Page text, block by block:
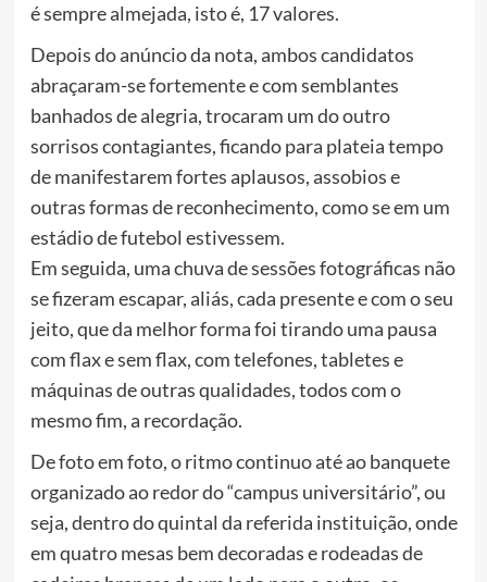
é sempre almejada, isto é, 17 valores.
Depois do anúncio da nota, ambos candidatos
abraçaram-se fortemente e com semblantes
banhados de alegria, trocaram um do outro
sorrisos contagiantes, ficando para plateia tempo
de manifestarem fortes aplausos, assobios e
outras formas de reconhecimento, como se em um
estádio de futebol estivessem.
Em seguida, uma chuva de sessões fotográficas não
se fizeram escapar, aliás, cada presente e com o seu
jeito, que da melhor forma foi tirando uma pausa
com flax e sem flax, com telefones, tabletes e
máquinas de outras qualidades, todos com o
mesmo fim, a recordação.
De foto em foto, o ritmo continuo até ao banquete
organizado ao redor do “campus universitário”, ou
seja, dentro do quintal da referida instituição, onde
em quatro mesas bem decoradas e rodeadas de